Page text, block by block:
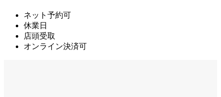
ネット予約可
休業日
店頭受取
オンライン決済可